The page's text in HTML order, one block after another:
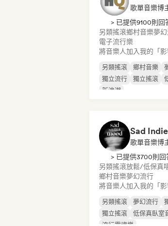
歌單音樂博
> 已提供9100則回
另類搖滾鄉村音樂夢
電子流行樂
將音樂人加入我的「
另類搖滾 鄉村音樂
獨立流行
獨立搖滾
新浪潮
Sad
歌單音樂博
> 已提供3700則回
另類搖滾放鬆/低保真
鄉村音樂夢幻流行
將音樂人加入我的「
另類搖滾 夢幻流行
獨立搖滾
低保真臥室